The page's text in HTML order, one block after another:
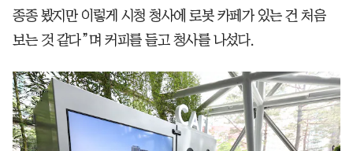
종종 봤지만 이렇게 시청 청사에 로봇 카페가 있는 건 처음
보는 것 같다”며 커피를 들고 청사를 나섰다.